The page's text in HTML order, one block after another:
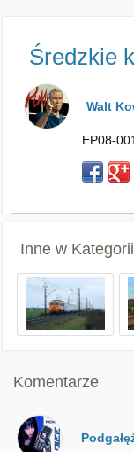
Średzkie
Walt
EP08-
Inne w Kategorii
Komentarze